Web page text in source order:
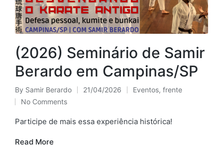
(2026) Seminário de Samir
Berardo em Campinas/SP
Posted
by
By Samir Berardo 21/04/2026
Posted
Eventos, frente
No Comments
Participe de mais essa experiência histórica!
Read More